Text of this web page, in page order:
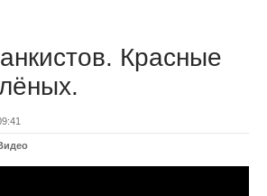
Красные